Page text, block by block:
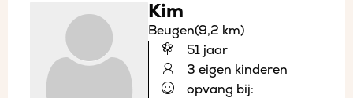
Kim
Beugen(9,2 km)
51 jaar
3 eigen kinderen
opvang bij: